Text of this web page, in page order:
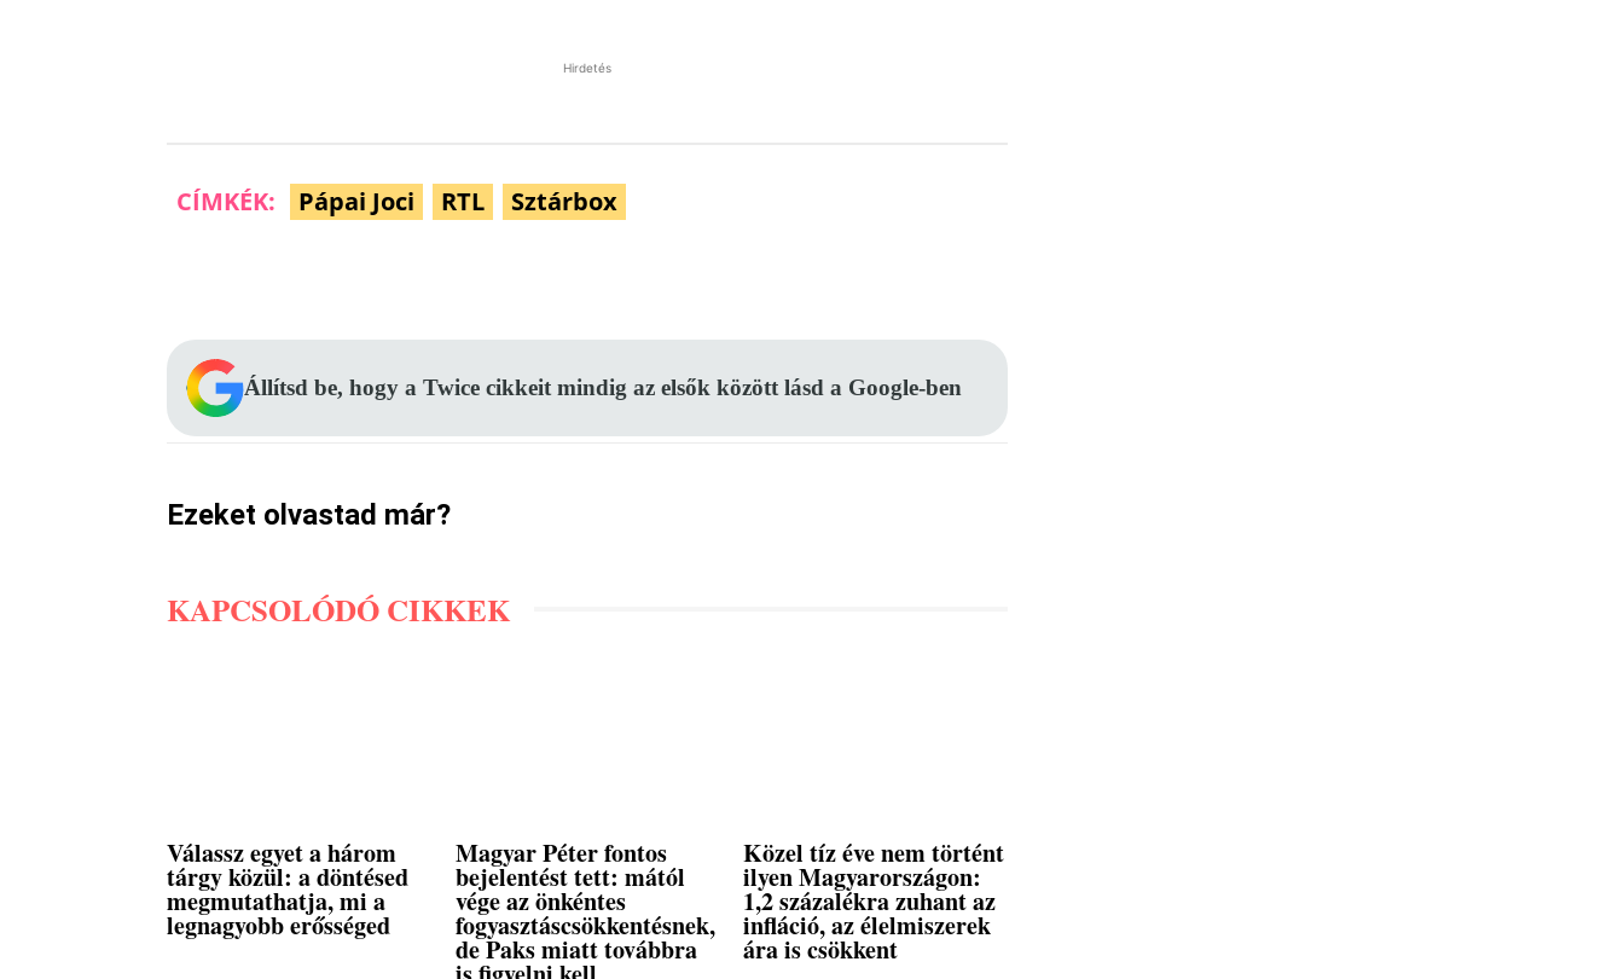
Hirdetés
CÍMKÉK: Pápai Joci RTL Sztárbox
Állítsd be, hogy a Twice cikkeit mindig az elsők között lásd a Google-ben
Ezeket olvastad már?
KAPCSOLÓDÓ CIKKEK
Válassz egyet a három
tárgy közül: a döntésed
megmutathatja, mi a
legnagyobb erősséged
Magyar Péter fontos
bejelentést tett: mától
vége az önkéntes
fogyasztáscsökkentésnek,
de Paks miatt továbbra
Közel tíz éve nem történt
ilyen Magyarországon:
1,2 százalékra zuhant az
infláció, az élelmiszerek
ára is csökkent